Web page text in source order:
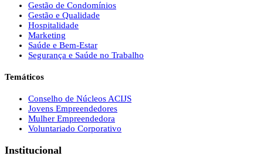
Gestão de Condomínios
Gestão e Qualidade
Hospitalidade
Marketing
Saúde e Bem-Estar
Segurança e Saúde no Trabalho
Temáticos
Conselho de Núcleos ACIJS
Jovens Empreendedores
Mulher Empreendedora
Voluntariado Corporativo
Institucional